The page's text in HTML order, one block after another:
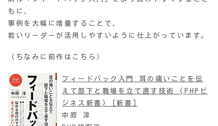
もに、
事例を大幅に増量することで、
若いリーダーが活用しやすいように仕上がっています。
（ちなみに前作はこちら）
フィードバック入門 耳の痛いことを伝
えて部下と職場を立て直す技術 (PHPビ
ジネス新書) [新書]
中原 淳